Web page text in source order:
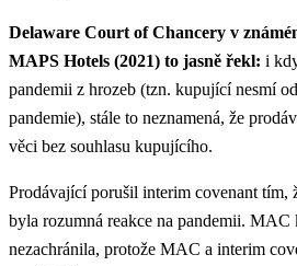
Delaware Court of Chancery v
MAPS Hotels (2021) to jasně řekl: i
pandemii z hrozeb (tzn. kupující nesmí
pandemie), stále to neznamená, že
věci bez souhlasu kupujícího.
Prodávající porušil interim covenant tím,
byla rozumná reakce na pandemii. MAC
nezachránila, protože MAC a interim